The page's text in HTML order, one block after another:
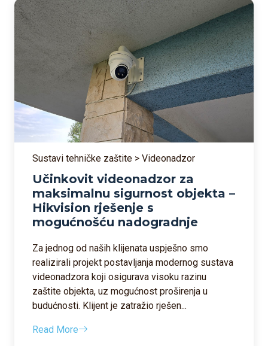
Sustavi tehničke zaštite > Videonadzor
Učinkovit videonadzor za
maksimalnu sigurnost objekta –
Hikvision rješenje s
mogućnošću nadogradnje
Za jednog od naših klijenata uspješno smo
realizirali projekt postavljanja modernog sustava
videonadzora koji osigurava visoku razinu
zaštite objekta, uz mogućnost proširenja u
budućnosti. Klijent je zatražio rješen...
Read More